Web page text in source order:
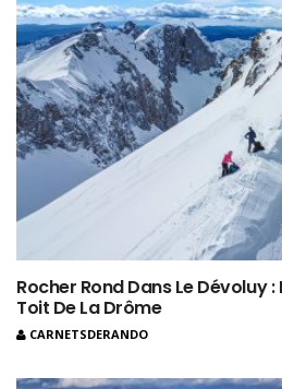
Rocher Rond Dans Le Dévoluy :
Toit De La Drôme
CARNETSDERANDO